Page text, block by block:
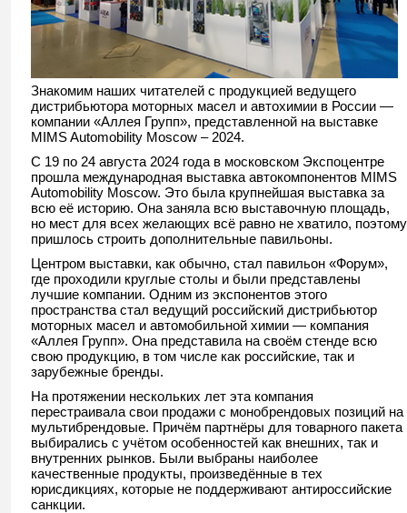
Знакомим наших читателей с продукцией ведущего
дистрибьютора моторных масел и автохимии в России —
компании «Аллея Групп», представленной на выставке
MIMS Automobility Moscow – 2024.
С 19 по 24 августа 2024 года в московском Экспоцентре
прошла международная выставка автокомпонентов MIMS
Automobility Moscow. Это была крупнейшая выставка за
всю её историю. Она заняла всю выставочную площадь,
но мест для всех желающих всё равно не хватило, поэтому
пришлось строить дополнительные павильоны.
Центром выставки, как обычно, стал павильон «Форум»,
где проходили круглые столы и были представлены
лучшие компании. Одним из экспонентов этого
пространства стал ведущий российский дистрибьютор
моторных масел и автомобильной химии — компания
«Аллея Групп». Она представила на своём стенде всю
свою продукцию, в том числе как российские, так и
зарубежные бренды.
На протяжении нескольких лет эта компания
перестраивала свои продажи с монобрендовых позиций на
мультибрендовые. Причём партнёры для товарного пакета
выбирались с учётом особенностей как внешних, так и
внутренних рынков. Были выбраны наиболее
качественные продукты, произведённые в тех
юрисдикциях, которые не поддерживают антироссийские
санкции.